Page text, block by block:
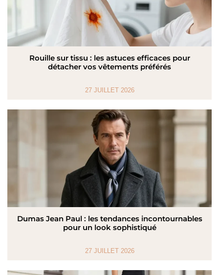
Rouille sur tissu : les astuces efficaces pour
détacher vos vêtements préférés
27 JUILLET 2026
Dumas Jean Paul : les tendances incontournables
pour un look sophistiqué
27 JUILLET 2026